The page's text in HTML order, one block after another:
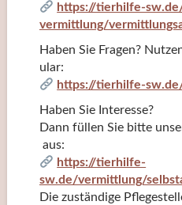
https://tierhilfe-
vermittlung/
Haben Sie Fragen?
ular:
https://tierhilfe-
Haben Sie Interesse?
Dann füllen Sie bitte
aus:
https://tierhilfe-
sw.de/vermittlung/
Die zuständige